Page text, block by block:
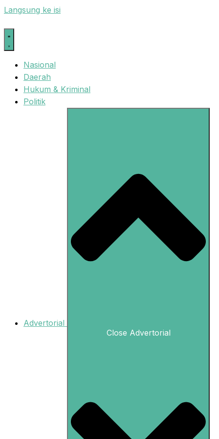
Langsung ke isi
Nasional
Daerah
Hukum & Kriminal
Politik
Advertorial
Close Advertorial